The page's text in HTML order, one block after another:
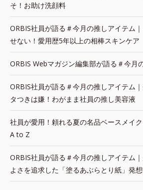
そ！お助け洗顔料
ORBIS社員が語る＃今月の推しアイテム
せない！愛用歴5年以上の相棒スキンケア
ORBIS Webマガジン編集部が語る＃今月
ORBIS社員が語る＃今月の推しアイテム
タつきは嫌！わがまま社員の推し美容液
社員が愛用！頼れる夏の名品ベースメイ
A to Z
ORBIS社員が語る＃今月の推しアイテム
よさを追求した「塗るあぶらとり紙」発